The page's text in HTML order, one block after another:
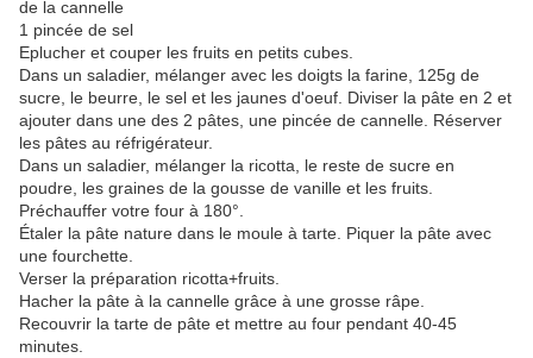
de la cannelle
1 pincée de sel
Eplucher et couper les fruits en petits cubes.
Dans un saladier, mélanger avec les doigts la farine, 125g de
sucre, le beurre, le sel et les jaunes d'oeuf. Diviser la pâte en 2 et
ajouter dans une des 2 pâtes, une pincée de cannelle. Réserver
les pâtes au réfrigérateur.
Dans un saladier, mélanger la ricotta, le reste de sucre en
poudre, les graines de la gousse de vanille et les fruits.
Préchauffer votre four à 180°.
Étaler la pâte nature dans le moule à tarte. Piquer la pâte avec
une fourchette.
Verser la préparation ricotta+fruits.
Hacher la pâte à la cannelle grâce à une grosse râpe.
Recouvrir la tarte de pâte et mettre au four pendant 40-45
minutes.